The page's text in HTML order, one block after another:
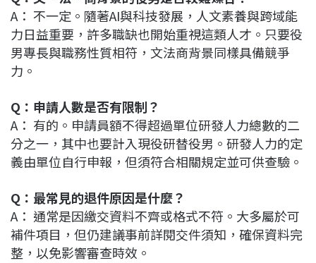
A： 不一定。隨著AI與科技發展，人文素養與跨域能
力日益重要，許多職缺也開始重視這類人才。只要役
男專長與職務性質相符，文法商背景同樣具備競爭
力。
Q：申請人數是否有限制？
A： 有的。申請員額不得超過單位研發人力總數的二
分之一，其中也要計入現役研替役男。研發人力的定
義由單位自行申報，但須符合相關規定並可供查驗。
Q：最常見的退件原因是什麼？
A： 通常是因繳交資料不齊或格式不符。大多屬於可
補件項目，但仍建議事前詳閱交件須知，確保資料完
整，以免影響審查時效。